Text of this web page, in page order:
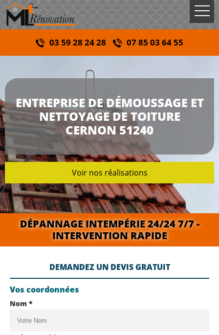
03 59 28 24 28 07 85 03 64 55
ENTREPRISE DE DÉMOUSSAGE ET
NETTOYAGE DE TOITURE
CERNON 51240
Voir nos réalisations
DÉPANNAGE INTEMPÉRIE 24/24 7/7 -
INTERVENTION RAPIDE
DEMANDEZ UN DEVIS GRATUIT
Vos coordonnées
Nom *